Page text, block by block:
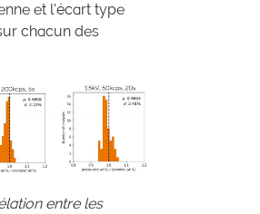
et l'écart type
chacun des
entre les